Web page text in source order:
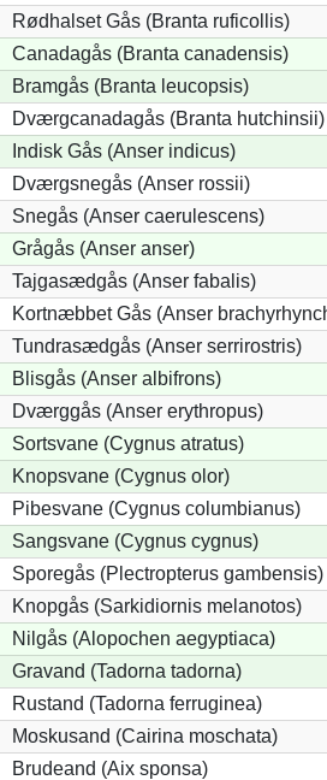
Rødhalset Gås (Branta ruficollis)
Canadagås (Branta canadensis)
Bramgås (Branta leucopsis)
Dværgcanadagås (Branta hutchinsii)
Indisk Gås (Anser indicus)
Dværgsnegås (Anser rossii)
Snegås (Anser caerulescens)
Grågås (Anser anser)
Tajgasædgås (Anser fabalis)
Kortnæbbet Gås (Anser
Tundrasædgås (Anser serrirostris)
Blisgås (Anser albifrons)
Dværggås (Anser erythropus)
Sortsvane (Cygnus atratus)
Knopsvane (Cygnus olor)
Pibesvane (Cygnus columbianus)
Sangsvane (Cygnus cygnus)
Sporegås (Plectropterus gambensis)
Knopgås (Sarkidiornis melanotos)
Nilgås (Alopochen aegyptiaca)
Gravand (Tadorna tadorna)
Rustand (Tadorna ferruginea)
Moskusand (Cairina moschata)
Brudeand (Aix sponsa)